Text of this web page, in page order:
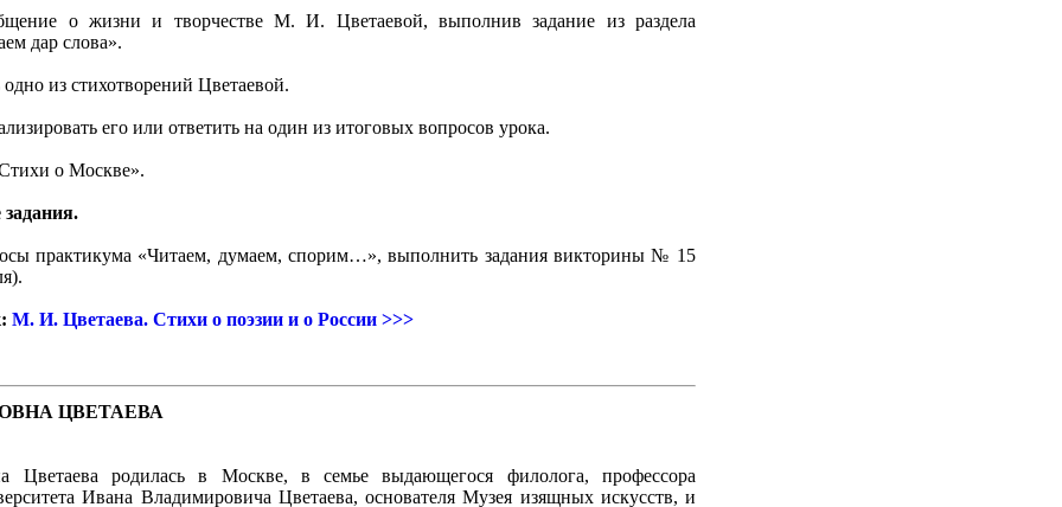
о жизни и творчестве М. И. Цветаевой, выполнив задание из раздела
дар слова».
из стихотворений Цветаевой.
его или ответить на один из итоговых вопросов урока.
о Москве».
практикума «Читаем, думаем, спорим…», выполнить задания викторины № 15
М. И. Цветаева. Стихи о поэзии и о России >>>
ЦВЕТАЕВА
Цветаева родилась в Москве, в семье выдающегося филолога, профессора
Ивана Владимировича Цветаева, основателя Музея изящных искусств, и